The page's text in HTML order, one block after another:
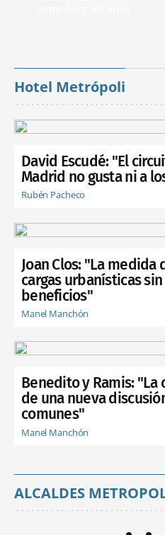
Hotel Metrópoli
David Escudé: "El
Madrid no gusta ni a
Rubén Pacheco
Joan Clos: "La
cargas urbanísticas
beneficios"
Manel Manchón
Benedito y Ramis: "La
de una nueva
comunes"
Manel Manchón
ALCALDES